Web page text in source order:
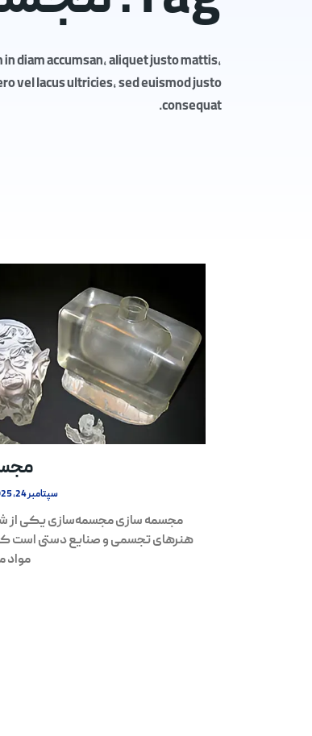
diam accumsan, aliquet justo mattis,
vel lacus ultricies, sed euismod justo
consequat.
سپتامبر 24, 2025
مجسمه سازی مجسمه‌سازی یکی از
هنرهای تجسمی و صنایع دستی است که
مواد